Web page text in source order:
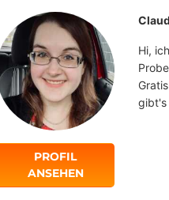
PROFIL
ANSEHEN
Hi,
gibt's